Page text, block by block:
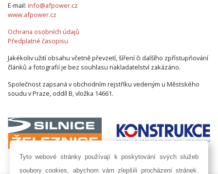
E-mail: info@afpower.cz
www.afpower.cz
Ochrana osobních údajů
Předplatné časopisu
Jakékoliv užití obsahu včetně převzetí, šíření či dalšího zpřístupňování
článků a fotografií je bez souhlasu nakladatelství zakázáno.
Společnost zapsaná v obchodním rejstříku vedeným u Městského
soudu v Praze, oddíl B, vložka 14661.
Tyto webové stránky používají k poskytování svých služeb
soubory cookies, abychom vám zlepšili procházení stránek.